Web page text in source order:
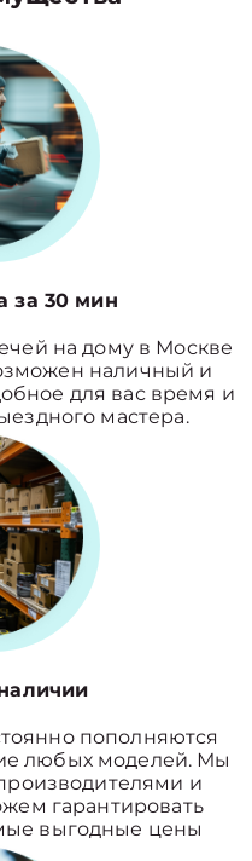
за 30 мин
на дому в Москве
наличный и
для вас время и
мастера.
пополняются
любых моделей. Мы
и
гарантировать
выгодные цены